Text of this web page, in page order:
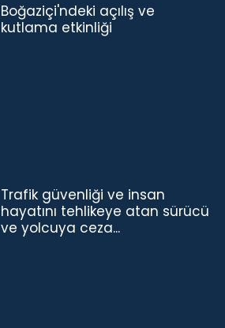
Boğaziçi'ndeki açılış ve
kutlama etkinliği
Trafik güvenliği ve insan
hayatını tehlikeye atan sürücü
ve yolcuya ceza...